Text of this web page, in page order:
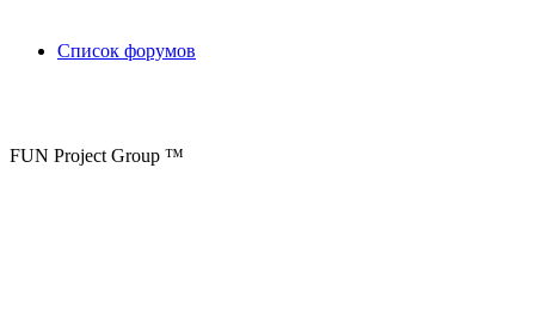
Список форумов
FUN Project Group ™